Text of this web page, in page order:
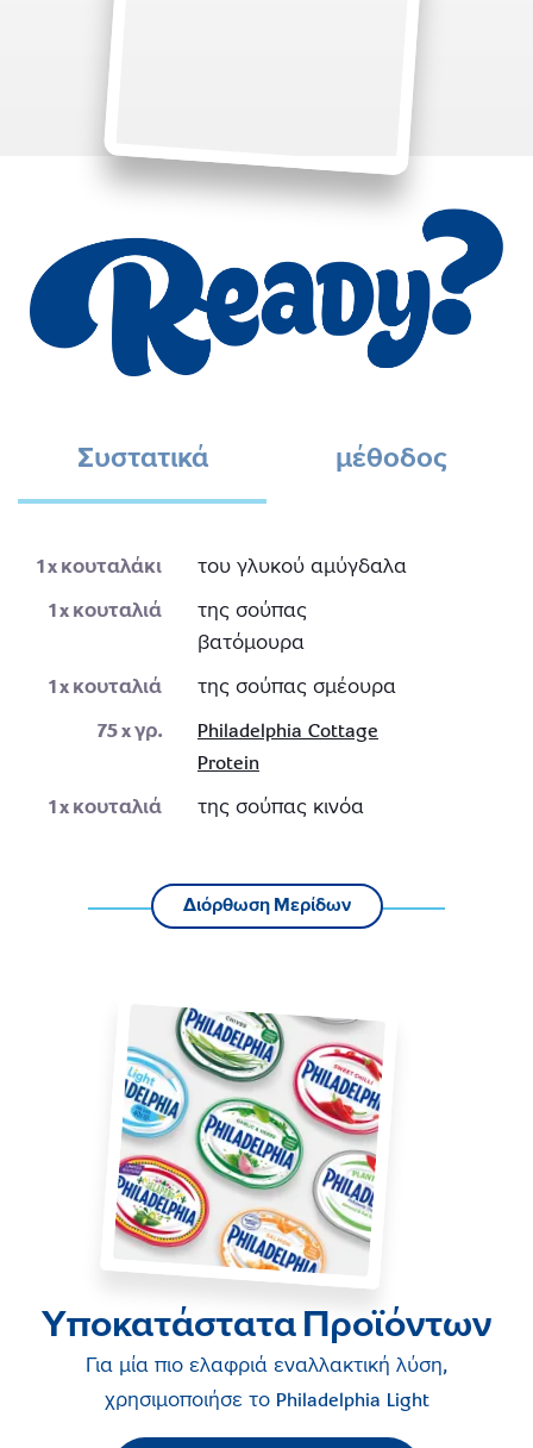
Συστατικά μέθοδος
1x κουταλάκι
του γλυκού αμύγδαλα
1x κουταλιά
της σούπας
βατόμουρα
1x κουταλιά
της σούπας σμέουρα
75x γρ.
Philadelphia Cottage
Protein
1x κουταλιά της σούπας κινόα
Διόρθωση Μερίδων
Υποκατάστατα Προϊόντων
Για μία πιο ελαφριά εναλλακτική λύση,
χρησιμοποιήσε το Philadelphia Light